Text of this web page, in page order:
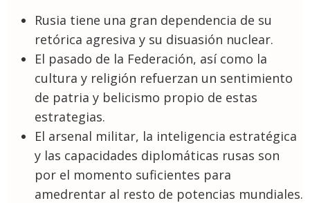
Rusia tiene una gran dependencia de su
retórica agresiva y su disuasión nuclear.
El pasado de la Federación, así como la
cultura y religión refuerzan un sentimiento
de patria y belicismo propio de estas
estrategias.
El arsenal militar, la inteligencia estratégica
y las capacidades diplomáticas rusas son
por el momento suficientes para
amedrentar al resto de potencias mundiales.